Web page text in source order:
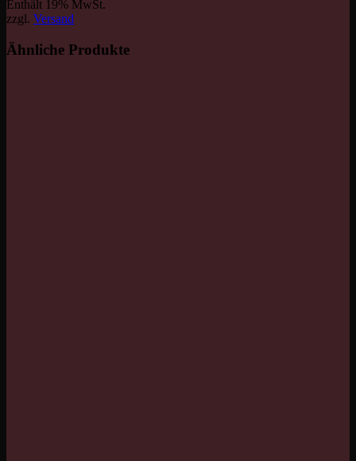
Enthält 19% MwSt.
zzgl. Versand
Ähnliche Produkte